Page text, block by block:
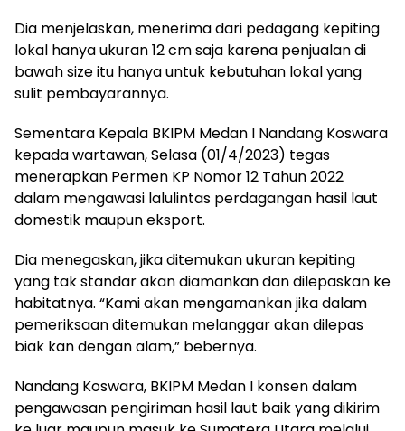
Dia menjelaskan, menerima dari pedagang kepiting
lokal hanya ukuran 12 cm saja karena penjualan di
bawah size itu hanya untuk kebutuhan lokal yang
sulit pembayarannya.
Sementara Kepala BKIPM Medan I Nandang Koswara
kepada wartawan, Selasa (01/4/2023) tegas
menerapkan Permen KP Nomor 12 Tahun 2022
dalam mengawasi lalulintas perdagangan hasil laut
domestik maupun eksport.
Dia menegaskan, jika ditemukan ukuran kepiting
yang tak standar akan diamankan dan dilepaskan ke
habitatnya. “Kami akan mengamankan jika dalam
pemeriksaan ditemukan melanggar akan dilepas
biak kan dengan alam,” bebernya.
Nandang Koswara, BKIPM Medan I konsen dalam
pengawasan pengiriman hasil laut baik yang dikirim